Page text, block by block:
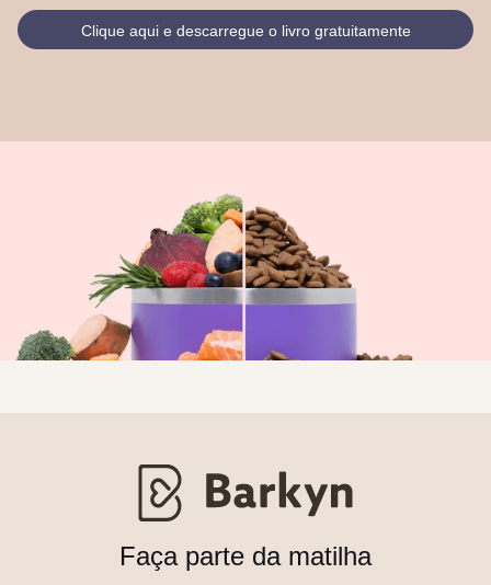
Clique aqui e descarregue o livro gratuitamente
Faça parte da matilha